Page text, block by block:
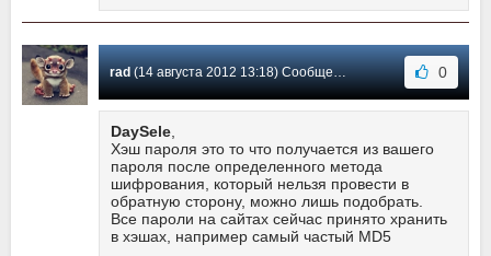
rad(14 августа 2012 13:18) Сообщение #3 0
DaySele
Хэш пароля это то что получается из вашего
пароля после определенного метода
шифрования, который нельзя провести в
обратную сторону, можно лишь подобрать.
Все пароли на сайтах сейчас принято хранить
в хэшах, например самый частый MD5